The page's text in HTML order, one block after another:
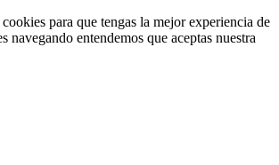
para que tengas la mejor experiencia de
navegando entendemos que aceptas nuestra